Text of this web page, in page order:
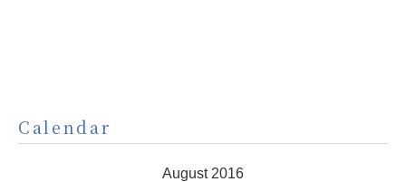
Calendar
August 2016